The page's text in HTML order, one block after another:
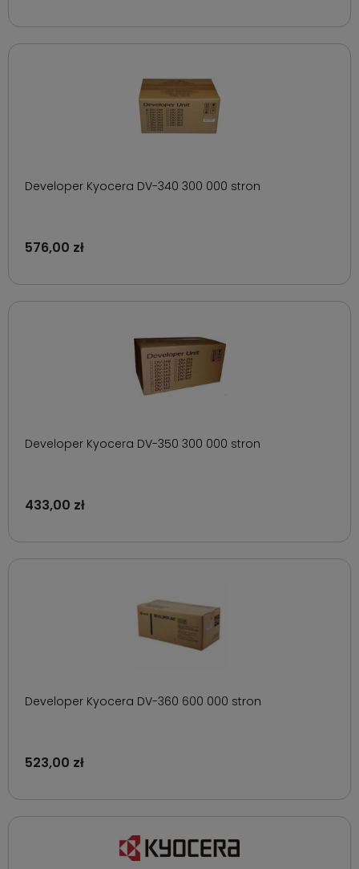
Developer Kyocera DV-340 300 000 stron
576,00 zł
Developer Kyocera DV-350 300 000 stron
433,00 zł
Developer Kyocera DV-360 600 000 stron
523,00 zł